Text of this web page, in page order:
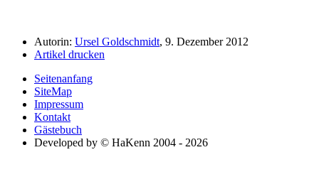
Autorin: Ursel Goldschmidt, 9. Dezember 2012
Artikel drucken
Seitenanfang
SiteMap
Impressum
Kontakt
Gästebuch
Developed by © HaKenn 2004 - 2026